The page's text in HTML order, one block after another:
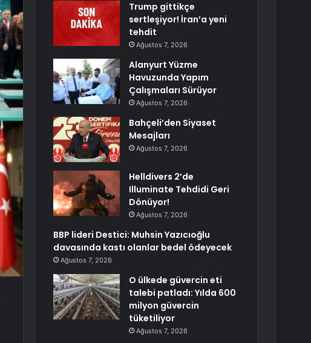
Trump gittikçe
sertleşiyor! İran’a yeni
tehdit
Ağustos 7, 2026
Alanyurt Yüzme
Havuzunda Yapım
Çalışmaları Sürüyor
Ağustos 7, 2026
Bahçeli’den Siyaset
Mesajları
Ağustos 7, 2026
Helldivers 2’de
Illuminate Tehdidi Geri
Dönüyor!
Ağustos 7, 2026
BBP lideri Destici: Muhsin Yazıcıoğlu
davasında kastı olanlar bedel ödeyecek
Ağustos 7, 2026
O ülkede güvercin eti
talebi patladı: Yılda 600
milyon güvercin
tüketiliyor
Ağustos 7, 2026